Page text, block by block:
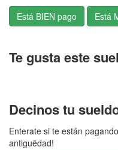
Te gusta este
Decinos tu
Enterate si te están
antiguëdad!